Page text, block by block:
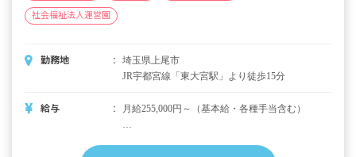
社会福祉法人運営園
勤務地
埼玉県上尾市
JR宇都宮線「東大宮駅」より徒歩15分
給与 月給255,000円～（基本給・各種手当含む）